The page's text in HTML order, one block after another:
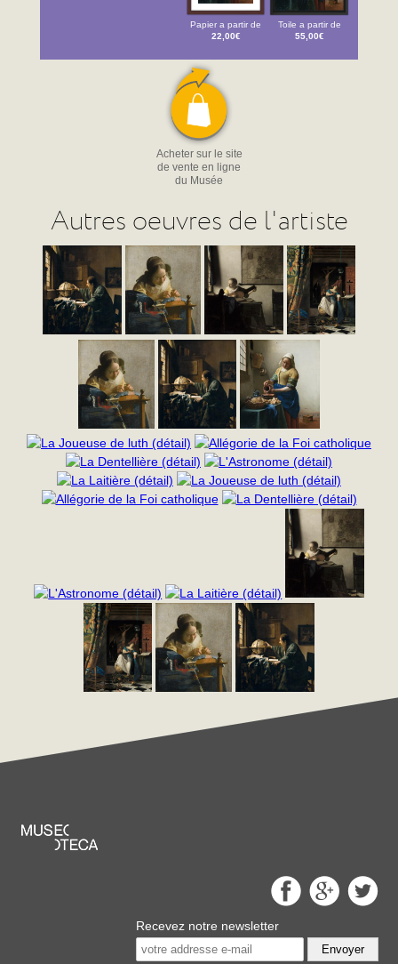
Papier a partir de
22,00€
Toile a partir de
55,00€
Acheter sur le site
de vente en ligne
du Musée
Autres oeuvres de l'artiste
Recevez notre newsletter
Envoyer